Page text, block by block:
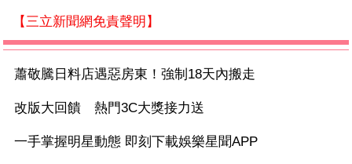
【三立新聞網免責聲明】
蕭敬騰日料店遇惡房東！強制18天內搬走
改版大回饋 熱門3C大獎接力送
一手掌握明星動態 即刻下載娛樂星聞APP